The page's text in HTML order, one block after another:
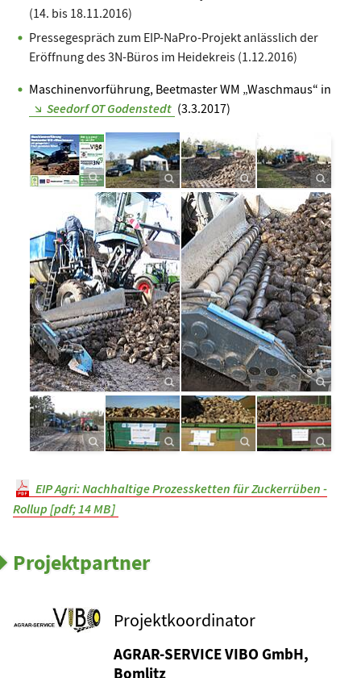
(14. bis 18.11.2016)
Pressegespräch zum EIP-NaPro-Projekt anlässlich der
Eröffnung des 3N-Büros im Heidekreis (1.12.2016)
Maschinenvorführung, Beetmaster WM „Waschmaus“ in
Seedorf OT Godenstedt (3.3.2017)
EIP Agri: Nachhaltige Prozessketten für Zuckerrüben -
Rollup [pdf; 14 MB]
Projektpartner
Projektkoordinator
AGRAR-SERVICE VIBO GmbH,
Bomlitz